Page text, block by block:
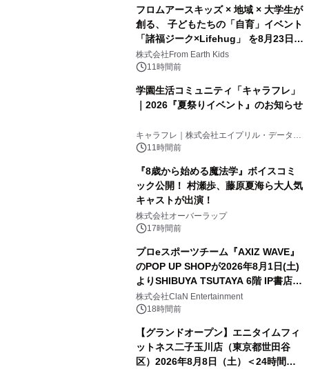
フロムアースキッズ × 地域 × 大学生が
創る、 子どもたちの「自育」イベント
「諸福ジーク×Lifehug」 を8月23日
(日)開催
株式会社From Earth Kids
11時間前
学園生活コミュニティ「キャラフレ」
｜2026『夏祭りイベント』のお知らせ
キャラフレ｜株式会社エイプリル・データ・
デザインズ
11時間前
『8歳から始める魔法学』ボイスコミ
ック公開！ 村瀬歩、藤原夏海ら大人気
キャストが出演！
株式会社オーバーラップ
17時間前
プロeスポーツチーム『AXIZ WAVE』
のPOP UP SHOPが2026年8月1日(土)
よりSHIBUYA TSUTAYA 6階 IP書店で
開催決定！！
株式会社ClaN Entertainment
18時間前
【グランドオープン】エニタイムフィ
ットネス二子玉川店（東京都世田谷
区）2026年8月8日（土）＜24時間年